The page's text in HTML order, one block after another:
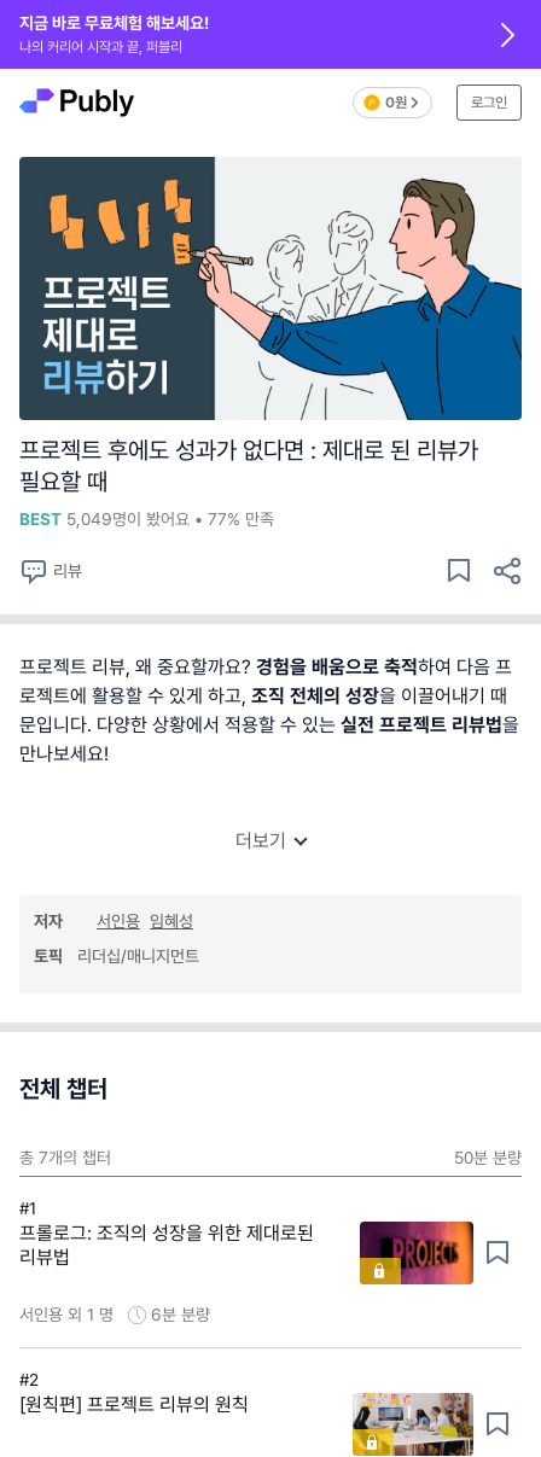
0원 로그인
지금 바로 무료체험 해보세요!
나의 커리어 시작과 끝, 퍼블리
프로젝트 후에도 성과가 없다면 : 제대로 된 리뷰가
필요할 때
BEST 5,049명이 봤어요 • 77% 만족
리뷰
프로젝트 리뷰, 왜 중요할까요? 경험을 배움으로 축적하여 다음 프
로젝트에 활용할 수 있게 하고, 조직 전체의 성장을 이끌어내기 때
문입니다. 다양한 상황에서 적용할 수 있는 실전 프로젝트 리뷰법을
만나보세요!
더보기
저자 서인용 임혜성
토픽
리더십/매니지먼트
전체 챕터
총 7개의 챕터 50분 분량
#1
프롤로그: 조직의 성장을 위한 제대로된
리뷰법
서인용 외 1 명 6분 분량
#2
[원칙편] 프로젝트 리뷰의 원칙